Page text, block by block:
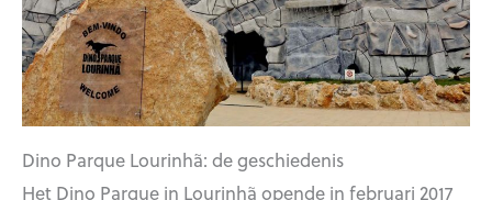
Dino Parque Lourinhã: de geschiedenis
Het Dino Parque in Lourinhã opende in februari 2017